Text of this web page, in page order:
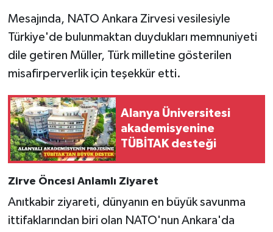
Mesajında, NATO Ankara Zirvesi vesilesiyle
Türkiye'de bulunmaktan duydukları memnuniyeti
dile getiren Müller, Türk milletine gösterilen
misafirperverlik için teşekkür etti.
Alanya Üniversitesi
akademisyenine
TÜBİTAK desteği
Zirve Öncesi Anlamlı Ziyaret
Anıtkabir ziyareti, dünyanın en büyük savunma
ittifaklarından biri olan NATO'nun Ankara'da